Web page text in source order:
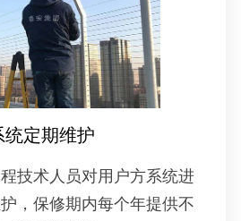
统定期维护
技术人员对用户方系统进
，保修期内每个年提供不